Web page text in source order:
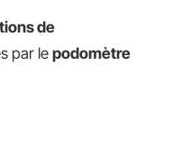
de
par le podomètre